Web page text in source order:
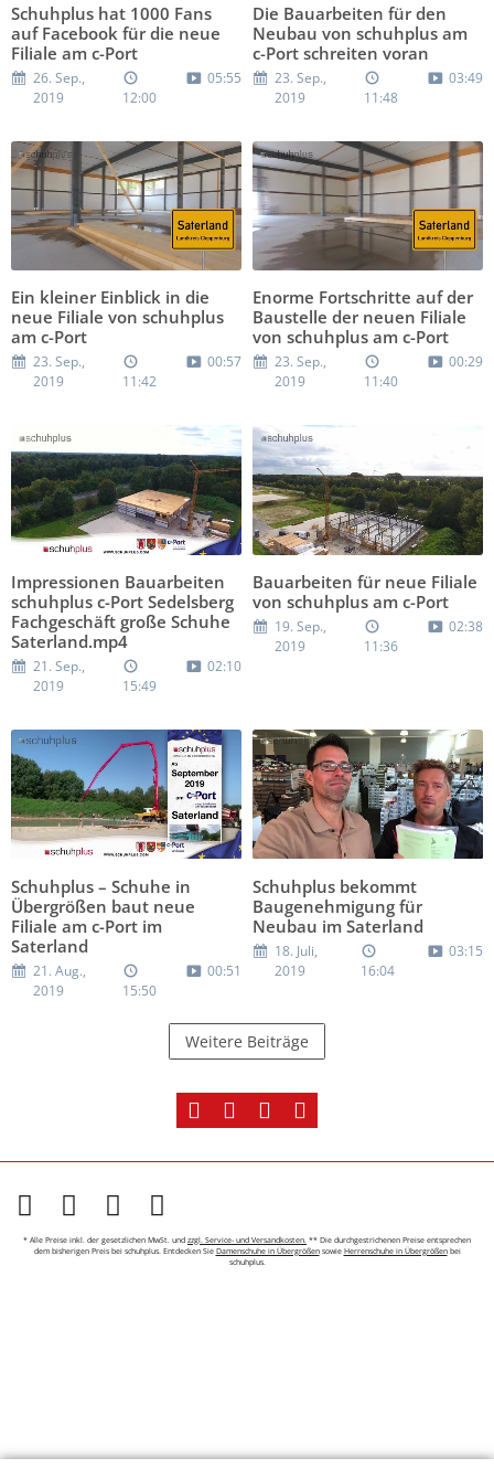
Schuhplus hat 1000 Fans
auf Facebook für die neue
Filiale am c-Port
26. Sep.,
2019
12:00
05:55
Die Bauarbeiten für den
Neubau von schuhplus am
c-Port schreiten voran
23. Sep.,
2019
11:48
03:49
Ein kleiner Einblick in die
neue Filiale von schuhplus
am c-Port
23. Sep.,
2019
11:42
00:57
Enorme Fortschritte auf der
Baustelle der neuen Filiale
von schuhplus am c-Port
23. Sep.,
2019
11:40
00:29
Impressionen Bauarbeiten
schuhplus c-Port Sedelsberg
Fachgeschäft große Schuhe
Saterland.mp4
21. Sep.,
2019
15:49
02:10
Bauarbeiten für neue Filiale
von schuhplus am c-Port
19. Sep.,
2019
11:36
02:38
Schuhplus – Schuhe in
Übergrößen baut neue
Filiale am c-Port im
Saterland
21. Aug.,
2019
15:50
00:51
Schuhplus bekommt
Baugenehmigung für
Neubau im Saterland
18. Juli,
2019
16:04
03:15
Weitere Beiträge
* Alle Preise inkl. der gesetzlichen MwSt. und zzgl. Service- und Versandkosten. ** Die durchgestrichenen Preise entsprechen
dem bisherigen Preis bei schuhplus. Entdecken Sie Damenschuhe in Übergrößensowie Herrenschuhe in Übergrößenbei
schuhplus.